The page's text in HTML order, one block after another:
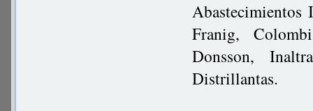
Abastecimientos
Franig,
Donsson,
Distrillantas.